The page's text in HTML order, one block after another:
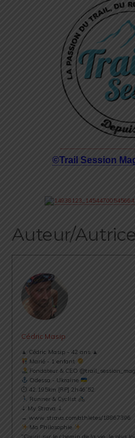
©Trail Session
Auteur/Autrice
Cédric Masip
▲ Cédric Masip - 42 ans ▲
Marié - 1 enfant
Fondateur & CEO
Odessa - Ukraine
⏱ 42.195km [RP] 2h46’52
Runner & Cyclist
⇣ My Strava ⇣
→ www.strava.com/athletes/18867396
Ma Philosophie
"Courir sur le chemin de la vie, le plus